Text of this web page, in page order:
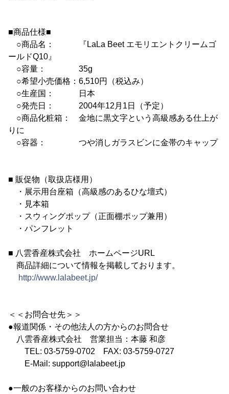
■商品仕様■
○商品名： 『LaLa Beet エモリエントクリームゴ
ールドQ10』
○容量： 35g
○希望小売価格：6,510円（税込み）
○生産国： 日本
○発売日： 2004年12月1日（予定）
○商品化粧箱： 金地に黒文字という高級感ある仕上が
りに
○容器： つや消しガラスビンに金帯のキャップ
■ 販促物（取扱店様用）
・展示用台座箱（高級感のあるひな壇式）
・見本箱
・スウィングポップ（正面棚ポップ兼用）
・パンフレット
■ 八雲香産株式会社 ホームページURL
商品詳細について情報を掲載しております。
http://www.lalabeet.jp/
＜＜お問合せ先＞＞
●報道関係・その他法人の方からのお問合せ
八雲香産株式会社 営業担当：本藤 和彦
TEL: 03-5759-0702 FAX: 03-5759-0727
E-Mail: support@lalabeet.jp
●一般のお客様からのお問い合わせ